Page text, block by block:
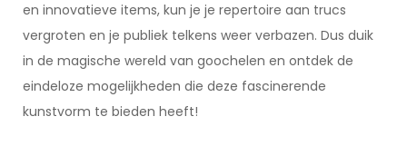
en innovatieve items, kun je je repertoire aan trucs
vergroten en je publiek telkens weer verbazen. Dus duik
in de magische wereld van goochelen en ontdek de
eindeloze mogelijkheden die deze fascinerende
kunstvorm te bieden heeft!